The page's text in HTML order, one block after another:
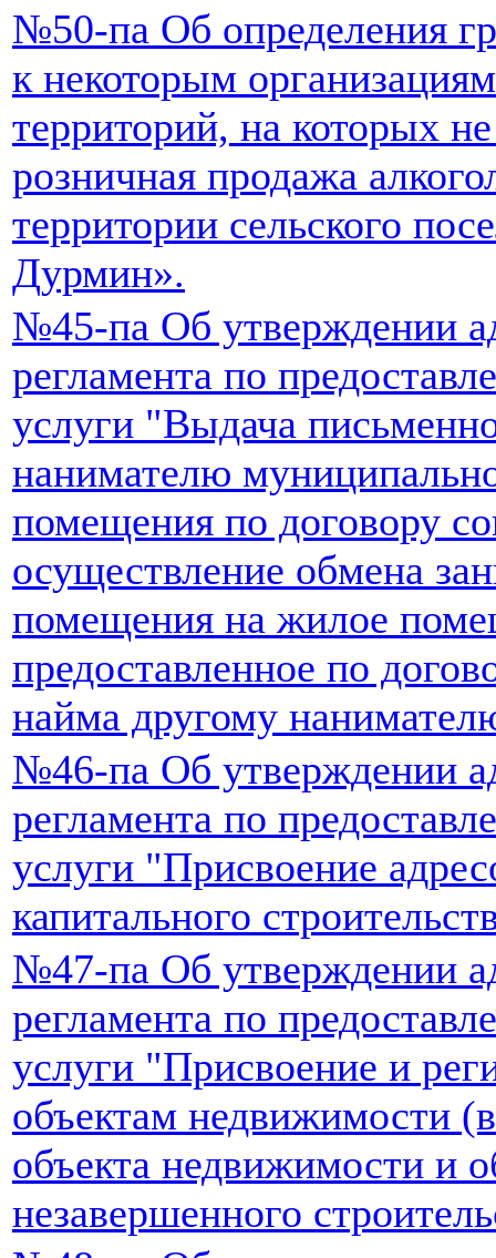
№50-па Об определения
к некоторым
территорий, на которых
розничная продажа
территории сельского
Дурмин».
№45-па Об утверждении
регламента по
услуги "Выдача
нанимателю
помещения по договору
осуществление обмена
помещения на жилое
предоставленное по
найма другому
№46-па Об утверждении
регламента по
услуги "Присвоение
капитального
№47-па Об утверждении
регламента по
услуги "Присвоение и
объектам недвижимости
объекта недвижимости и
незавершенного